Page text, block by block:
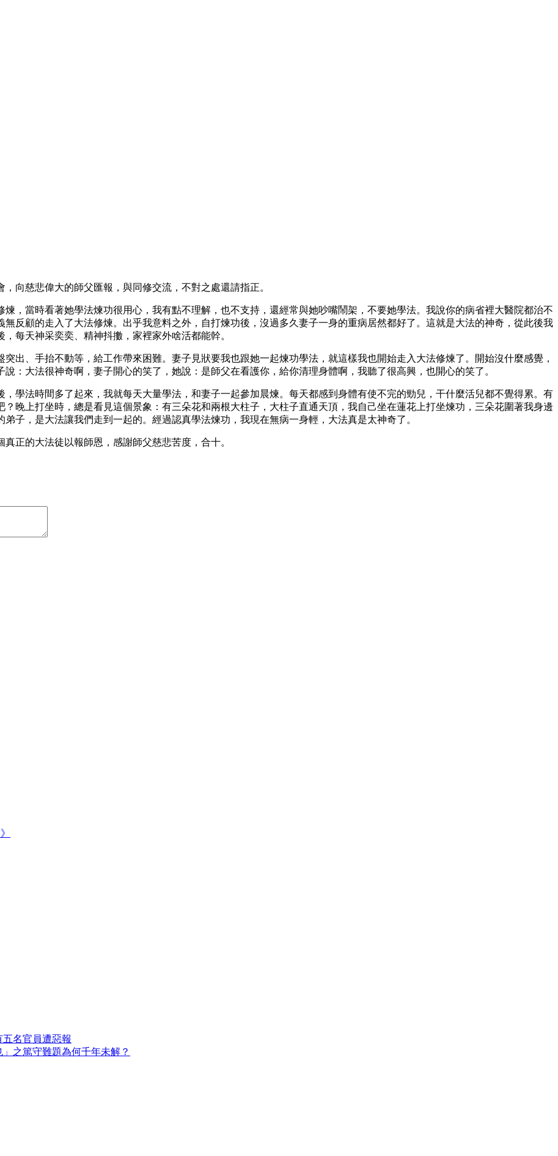
向慈悲偉大的師父匯報，與同修交流，不對之處還請指正。
，當時看著她學法煉功很用心，我有點不理解，也不支持，還經常與她吵嘴鬧架，不要她學法。我說你的病省裡大醫院都治不
反顧的走入了大法修煉。出乎我意料之外，自打煉功後，沒過多久妻子一身的重病居然都好了。這就是大法的神奇，從此後我
每天神采奕奕、精神抖擻，家裡家外啥活都能幹。
出、手抬不動等，給工作帶來困難。妻子見狀要我也跟她一起煉功學法，就這樣我也開始走入大法修煉了。開始沒什麼感覺，
：大法很神奇啊，妻子開心的笑了，她說：是師父在看護你，給你清理身體啊，我聽了很高興，也開心的笑了。
學法時間多了起來，我就每天大量學法，和妻子一起參加晨煉。每天都感到身體有使不完的勁兒，干什麼活兒都不覺得累。有
晚上打坐時，總是看見這個景象：有三朵花和兩根大柱子，大柱子直通天頂，我自己坐在蓮花上打坐煉功，三朵花圍著我身邊
子，是大法讓我們走到一起的。經過認真學法煉功，我現在無病一身輕，大法真是太神奇了。
正的大法徒以報師恩，感謝師父慈悲苦度，合十。
名官員遭惡報
之篤守難題為何千年未解？